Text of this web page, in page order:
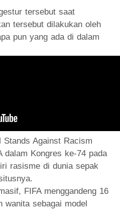
tersebut saat
tersebut dilakukan oleh
pun yang ada di dalam
Against Racism
dalam Kongres ke-74 pada
rasisme di dunia sepak
FIFA menggandeng 16
wanita sebagai model